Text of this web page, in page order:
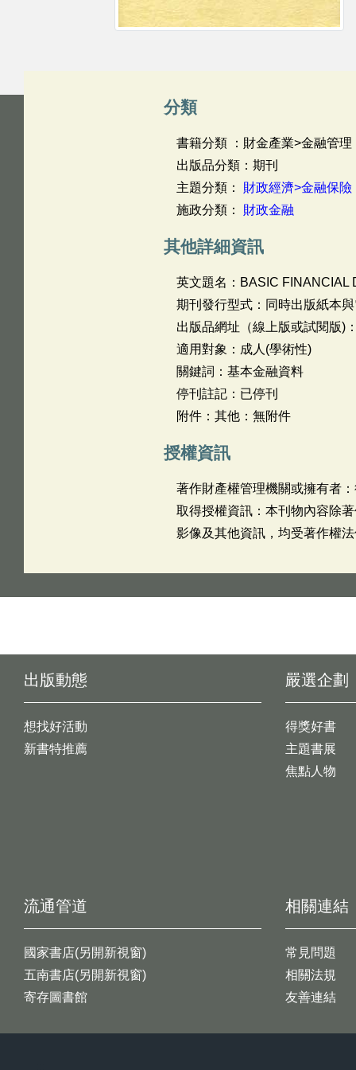
分類
書籍分類 ：財金產業>金融管理
出版品分類：期刊
主題分類： 財政經濟>金融保險
施政分類： 財政金融
其他詳細資訊
英文題名： BASIC FINANCIAL
期刊發行型式：同時出版紙本
出版品網址（線上版或試閱版)
適用對象：成人(學術性)
關鍵詞：基本金融資料
停刊註記：已停刊
附件：其他：無附件
授權資訊
著作財產權管理機關或擁有者
取得授權資訊：本刊物內容除
影像及其他資訊，均受著作權
出版動態
想找好活動
新書特推薦
嚴選企劃
得獎好書
主題書展
焦點人物
流通管道
國家書店(另開新視窗)
五南書店(另開新視窗)
寄存圖書館
相關連結
常見問題
相關法規
友善連結